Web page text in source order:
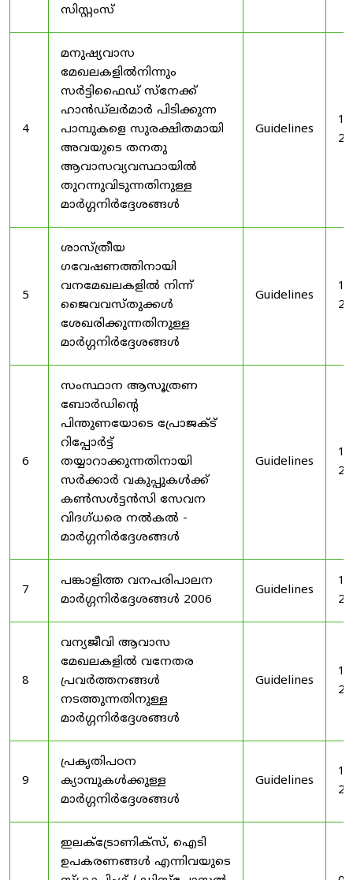
സിസ്റ്റംസ്
4
മനുഷ്യവാസ
മേഖലകളിൽനിന്നും
സർട്ടിഫൈഡ് സ്നേക്ക്
ഹാൻഡ്‌ലർമാർ പിടിക്കുന്ന
പാമ്പുകളെ സുരക്ഷിതമായി
അവയുടെ തനതു
ആവാസവ്യവസ്ഥായിൽ
തുറന്നുവിടുന്നതിനുള്ള
മാർഗ്ഗനിർദ്ദേശങ്ങൾ
Guidelines
5
ശാസ്ത്രീയ
ഗവേഷണത്തിനായി
വനമേഖലകളിൽ നിന്ന്
ജൈവവസ്തുക്കൾ
ശേഖരിക്കുന്നതിനുള്ള
മാർഗ്ഗനിർദ്ദേശങ്ങൾ
Guidelines
6
സംസ്ഥാന ആസൂത്രണ
ബോർഡിൻ്റെ
പിന്തുണയോടെ പ്രോജക്ട്
റിപ്പോർട്ട്
തയ്യാറാക്കുന്നതിനായി
സർക്കാർ വകുപ്പുകൾക്ക്
കൺസൾട്ടൻസി സേവന
വിദഗ്ധരെ നൽകൽ -
മാർഗ്ഗനിർദ്ദേശങ്ങൾ
Guidelines
7
പങ്കാളിത്ത വനപരിപാലന
മാർഗ്ഗനിർദ്ദേശങ്ങൾ 2006
Guidelines
8
വന്യജീവി ആവാസ
മേഖലകളിൽ വനേതര
പ്രവർത്തനങ്ങൾ
നടത്തുന്നതിനുള്ള
മാർഗ്ഗനിർദ്ദേശങ്ങൾ
Guidelines
9
പ്രകൃതിപഠന
ക്യാമ്പുകൾക്കുള്ള
മാർഗ്ഗനിർദ്ദേശങ്ങൾ
Guidelines
ഇലക്‌ട്രോണിക്‌സ്, ഐടി
ഉപകരണങ്ങൾ എന്നിവയുടെ